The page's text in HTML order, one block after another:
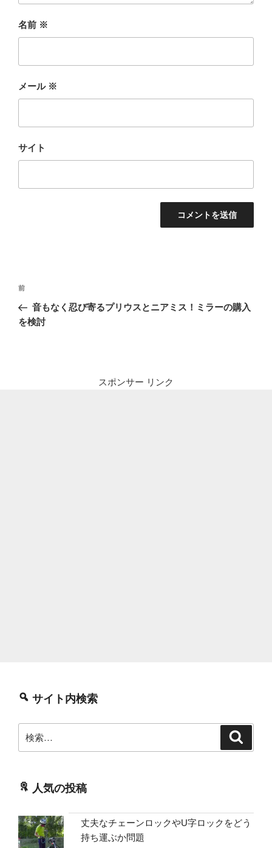
名前 ※
メール ※
サイト
投
ナ
前
の
投
前
音もなく忍び寄るプリウスとニアミス！ミラーの購入
を検討
スポンサー リンク
サイト内検索
索:
人気の投稿
丈夫なチェーンロックやU字ロックをどう
持ち運ぶか問題